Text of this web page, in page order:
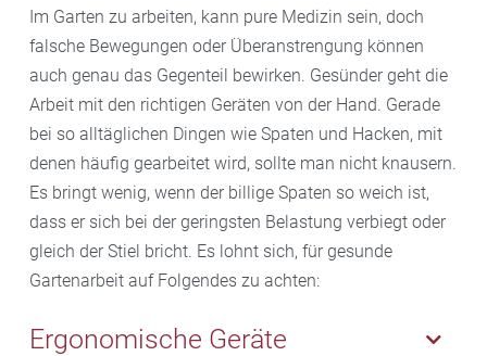
Im Garten zu arbeiten, kann pure Medizin sein, doch
falsche Bewegungen oder Überanstrengung können
auch genau das Gegenteil bewirken. Gesünder geht die
Arbeit mit den richtigen Geräten von der Hand. Gerade
bei so alltäglichen Dingen wie Spaten und Hacken, mit
denen häufig gearbeitet wird, sollte man nicht knausern.
Es bringt wenig, wenn der billige Spaten so weich ist,
dass er sich bei der geringsten Belastung verbiegt oder
gleich der Stiel bricht. Es lohnt sich, für gesunde
Gartenarbeit auf Folgendes zu achten:
Ergonomische Geräte